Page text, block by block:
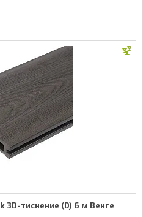
3D-тиснение (D) 6 м Венге